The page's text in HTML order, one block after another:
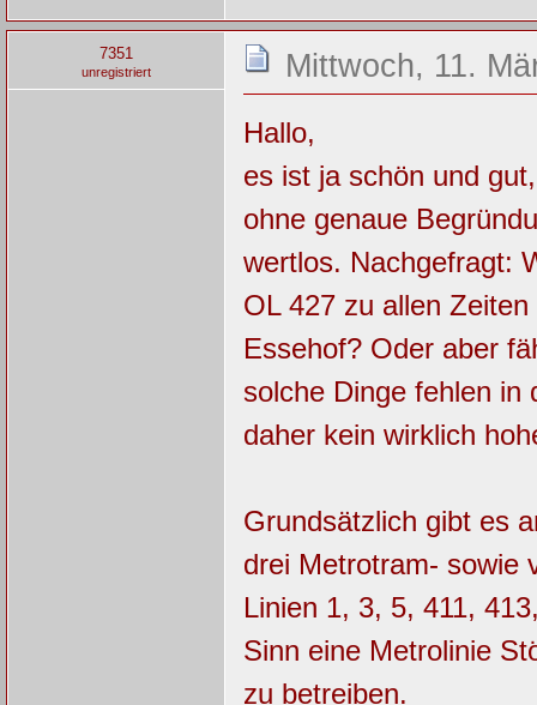
7351
unregistriert Mittwoch, 11.
Hallo,
es ist ja schön und
ohne genaue
wertlos. Nachgefragt:
OL 427 zu allen
Essehof? Oder aber
solche Dinge fehlen in
daher kein wirklich
Grundsätzlich gibt es
drei Metrotram- sowie
Linien 1, 3, 5, 411,
Sinn eine Metrolinie
zu betreiben.